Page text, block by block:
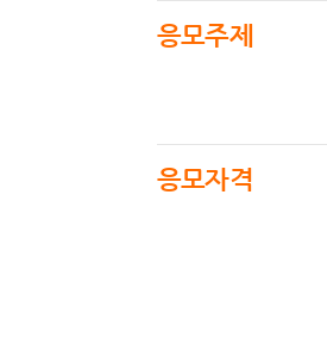
응모주제
응모자격